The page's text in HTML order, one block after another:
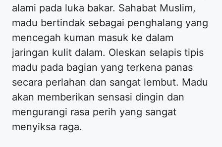
alami pada luka bakar. Sahabat Muslim,
madu bertindak sebagai penghalang yang
mencegah kuman masuk ke dalam
jaringan kulit dalam. Oleskan selapis tipis
madu pada bagian yang terkena panas
secara perlahan dan sangat lembut. Madu
akan memberikan sensasi dingin dan
mengurangi rasa perih yang sangat
menyiksa raga.